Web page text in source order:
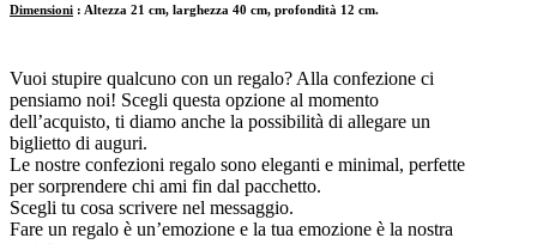
Dimensioni : Altezza 21 cm, larghezza 40 cm, profondità 12 cm.
Vuoi stupire qualcuno con un regalo? Alla confezione ci
pensiamo noi! Scegli questa opzione al momento
dell’acquisto, ti diamo anche la possibilità di allegare un
biglietto di auguri.
Le nostre confezioni regalo sono eleganti e minimal, perfette
per sorprendere chi ami fin dal pacchetto.
Scegli tu cosa scrivere nel messaggio.
Fare un regalo è un’emozione e la tua emozione è la nostra